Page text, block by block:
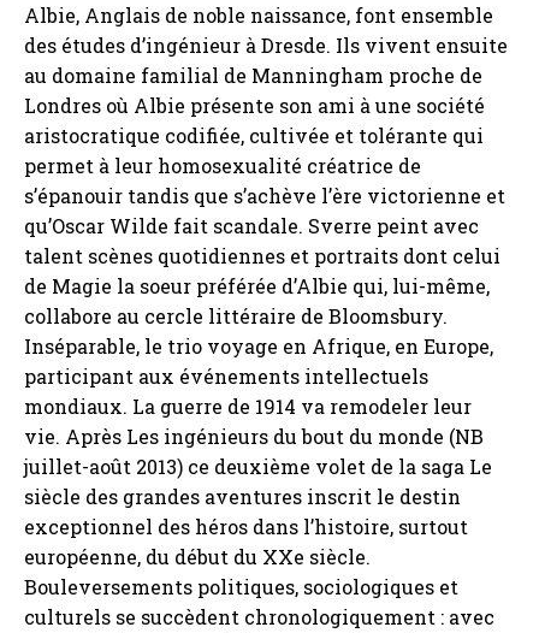
Albie, Anglais de noble naissance, font ensemble
des études d’ingénieur à Dresde. Ils vivent ensuite
au domaine familial de Manningham proche de
Londres où Albie présente son ami à une société
aristocratique codifiée, cultivée et tolérante qui
permet à leur homosexualité créatrice de
s’épanouir tandis que s’achève l’ère victorienne et
qu’Oscar Wilde fait scandale. Sverre peint avec
talent scènes quotidiennes et portraits dont celui
de Magie la soeur préférée d’Albie qui, lui-même,
collabore au cercle littéraire de Bloomsbury.
Inséparable, le trio voyage en Afrique, en Europe,
participant aux événements intellectuels
mondiaux. La guerre de 1914 va remodeler leur
vie. Après Les ingénieurs du bout du monde (NB
juillet-août 2013) ce deuxième volet de la saga Le
siècle des grandes aventures inscrit le destin
exceptionnel des héros dans l’histoire, surtout
européenne, du début du XXe siècle.
Bouleversements politiques, sociologiques et
culturels se succèdent chronologiquement : avec